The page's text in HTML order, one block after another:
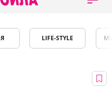
LIFE-STYLE